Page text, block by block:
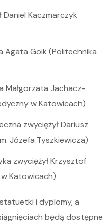
Daniel Kaczmarczyk
Agata Goik (Politechnika
Małgorzata Jachacz-
w Katowicach)
zwyciężył Dariusz
Józefa Tyszkiewicza)
zwyciężył Krzysztof
Katowicach)
i dyplomy, a
będą dostępne